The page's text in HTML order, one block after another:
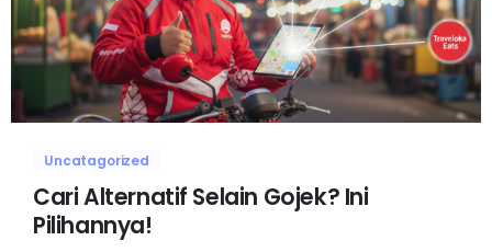
Uncatagorized
Cari Alternatif Selain Gojek? Ini
Pilihannya!